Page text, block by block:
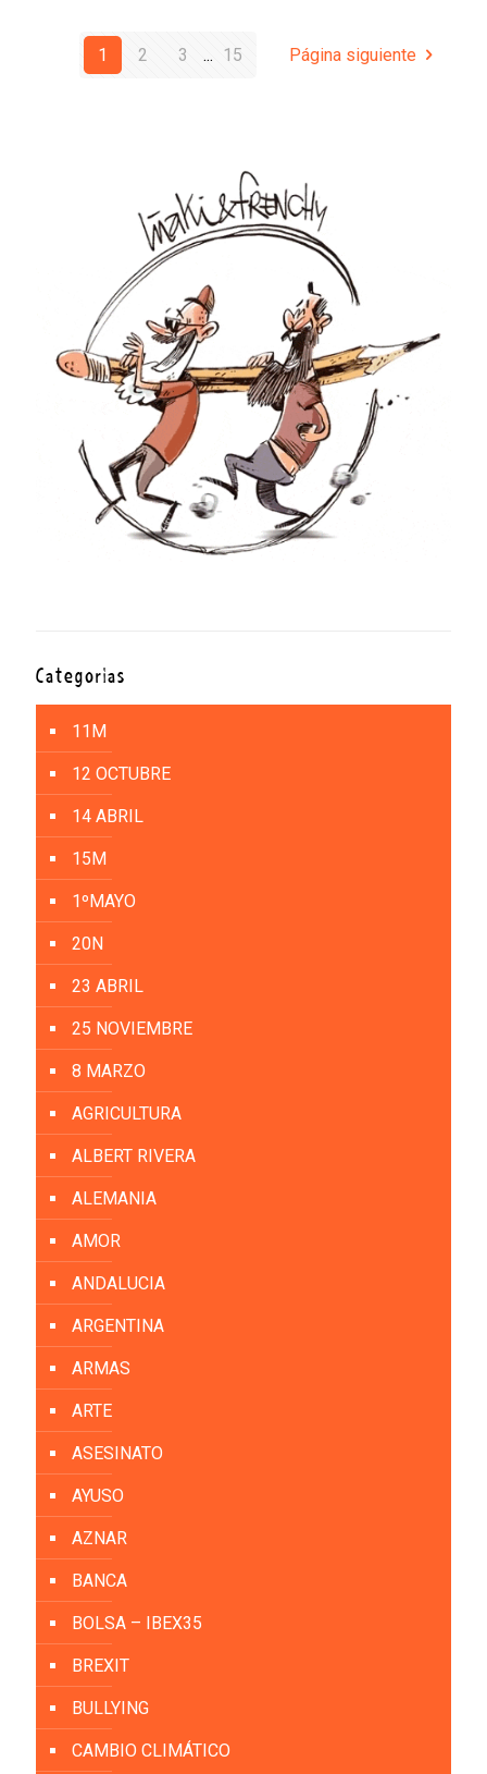
1 2 3 ... 15 Página siguiente
Categorías
11M
12 OCTUBRE
14 ABRIL
15M
1ºMAYO
20N
23 ABRIL
25 NOVIEMBRE
8 MARZO
AGRICULTURA
ALBERT RIVERA
ALEMANIA
AMOR
ANDALUCIA
ARGENTINA
ARMAS
ARTE
ASESINATO
AYUSO
AZNAR
BANCA
BOLSA – IBEX35
BREXIT
BULLYING
CAMBIO CLIMÁTICO